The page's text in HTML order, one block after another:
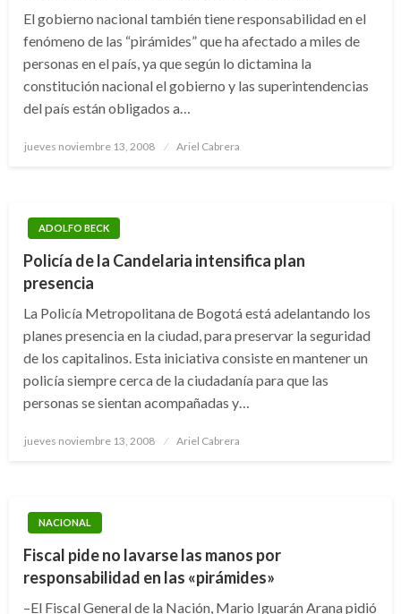
El gobierno nacional también tiene responsabilidad en el
fenómeno de las “pirámides” que ha afectado a miles de
personas en el país, ya que según lo dictamina la
constitución nacional el gobierno y las superintendencias
del país están obligados a…
Publicado
jueves noviembre 13, 2008 Ariel Cabrera
ADOLFO BECK
Policía de la Candelaria intensifica plan
presencia
La Policía Metropolitana de Bogotá está adelantando los
planes presencia en la ciudad, para preservar la seguridad
de los capitalinos. Esta iniciativa consiste en mantener un
policía siempre cerca de la ciudadanía para que las
personas se sientan acompañadas y…
Publicado
jueves noviembre 13, 2008 Ariel Cabrera
NACIONAL
Fiscal pide no lavarse las manos por
responsabilidad en las «pirámides»
–El Fiscal General de la Nación, Mario Iguarán Arana pidió